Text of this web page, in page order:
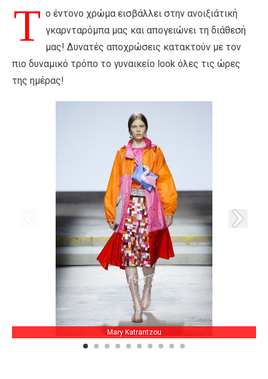
T o έντονο χρώμα εισβάλλει στην ανοιξιάτική
γκαρνταρόμπα μας και απογειώνει τη διάθεσή
μας! Δυνατές αποχρώσεις κατακτούν με τον
πιο δυναμικό τρόπο το γυναικείο look όλες τις ώρες
της ημέρας!
Mary Katrantzou